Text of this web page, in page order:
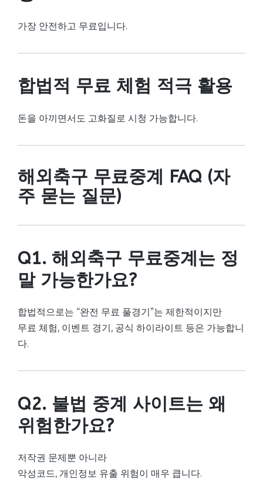
가장 안전하고 무료입니다.
합법적 무료 체험 적극 활용
돈을 아끼면서도 고화질로 시청 가능합니다.
해외축구 무료중계 FAQ (자
주 묻는 질문)
Q1. 해외축구 무료중계는 정
말 가능한가요?
합법적으로는 “완전 무료 풀경기”는 제한적이지만
무료 체험, 이벤트 경기, 공식 하이라이트 등은 가능합니
다.
Q2. 불법 중계 사이트는 왜
위험한가요?
저작권 문제뿐 아니라
악성코드, 개인정보 유출 위험이 매우 큽니다.